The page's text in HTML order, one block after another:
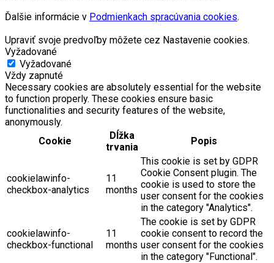
Ďalšie informácie v Podmienkach spracúvania cookies.
Upraviť svoje predvoľby môžete cez Nastavenie cookies.
Vyžadované
Vyžadované
Vždy zapnuté
Necessary cookies are absolutely essential for the website
to function properly. These cookies ensure basic
functionalities and security features of the website,
anonymously.
Cookie
Dĺžka
trvania
Popis
cookielawinfo-
checkbox-analytics
11
months
This cookie is set by GDPR
Cookie Consent plugin. The
cookie is used to store the
user consent for the cookies
in the category "Analytics".
cookielawinfo-
checkbox-functional
11
months
The cookie is set by GDPR
cookie consent to record the
user consent for the cookies
in the category "Functional".